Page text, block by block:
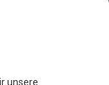
unsere